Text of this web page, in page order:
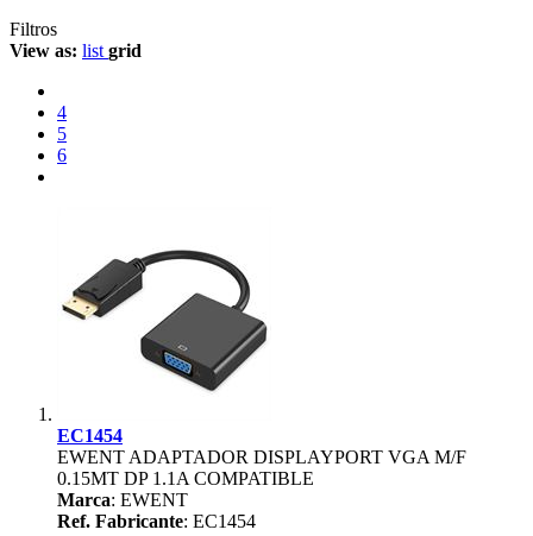
Filtros
View as: list grid
4
5
6
EC1454
EWENT ADAPTADOR DISPLAYPORT VGA M/F
0.15MT DP 1.1A COMPATIBLE
Marca: EWENT
Ref. Fabricante: EC1454